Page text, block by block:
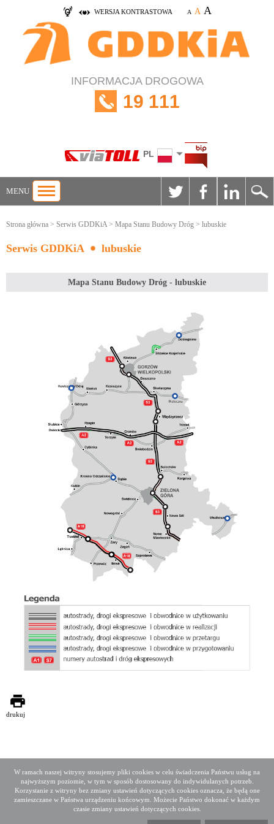
W ramach naszej witryny stosujemy pliki cookies w celu świadczenia Państwu usług na
najwyższym poziomie, w tym w sposób dostosowany do indywidulanych potrzeb.
Korzystanie z witryny bez zmiany ustawień dotyczących cookies oznacza, że będą one
zamieszczane w Państwa urządzeniu końcowym. Możecie Państwo dokonać w każdym
czasie zmiany ustawień dotyczących cookies.
WERSJA KONTRASTOWA A A A
INFORMACJA DROGOWA
19 111
PL
MENU
Strona główna > Serwis GDDKiA> Mapa Stanu Budowy Dróg > lubuskie
Serwis GDDKiA lubuskie
Mapa Stanu Budowy Dróg - lubuskie
drukuj
Deklaracja dostępności
Mapa serwisu
Media społecznościowe
Twitter Facebook Linkedin